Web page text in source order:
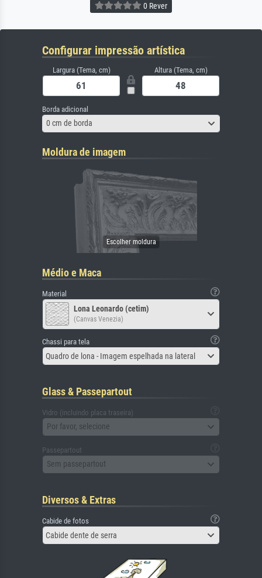
0 Rever
Configurar impressão artística
Largura (Tema, cm) Altura (Tema, cm)
Borda adicional
0 cm de borda
Moldura de imagem
Médio e Maca
Material
Lona Leonardo (cetim)
(Canvas Venezia)
Chassi para tela
Quadro de lona - Imagem espelhada na lateral
Glass & Passepartout
Vidro (incluindo placa traseira)
Por favor, selecione
Passepartout
Sem passepartout
Diversos & Extras
Cabide de fotos
Cabide dente de serra